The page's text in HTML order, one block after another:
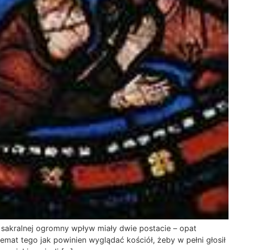
ogromny wpływ miały dwie postacie – opat
tego jak powinien wyglądać kościół, żeby w pełni głosił